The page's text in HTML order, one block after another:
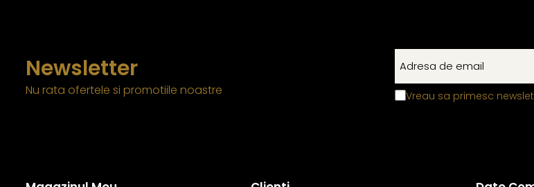
Newsletter
Nu rata ofertele si promotiile noastre Vreau sa primesc